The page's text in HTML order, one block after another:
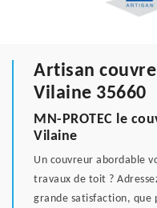
Artisan
Vilaine 35660
MN-PROTEC le
Vilaine
Un couvreur abordable
travaux de toit ?
grande satisfaction, que